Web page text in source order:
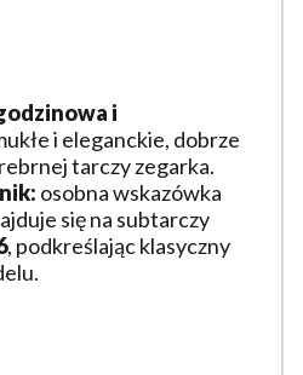
i
i eleganckie, dobrze
tarczy zegarka.
osobna wskazówka
się na subtarczy
, podkreślając klasyczny